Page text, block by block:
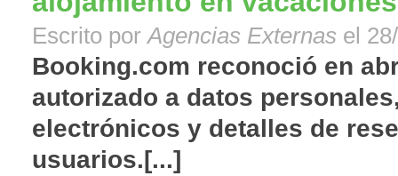
Escrito porAgencias Externas el
Booking.com reconoció en
autorizado a datos
electrónicos y detalles de
usuarios.[...]